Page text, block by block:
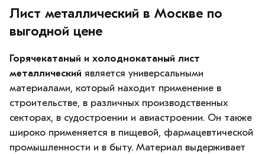
Лист металлический в Москве по
выгодной цене
Горячекатаный и холоднокатаный лист
металлический является универсальными
материалами, который находит применение в
строительстве, в различных производственных
секторах, в судостроении и авиастроении. Он также
широко применяется в пищевой, фармацевтической
промышленности и в быту. Материал выдерживает